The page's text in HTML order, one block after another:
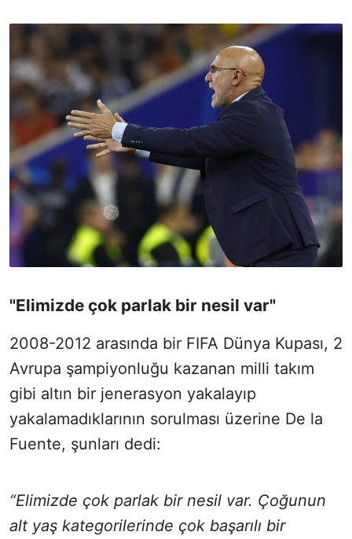
"Elimizde çok parlak bir nesil var"
2008-2012 arasında bir FIFA Dünya Kupası, 2
Avrupa şampiyonluğu kazanan milli takım
gibi altın bir jenerasyon yakalayıp
yakalamadıklarının sorulması üzerine De la
Fuente, şunları dedi:
“Elimizde çok parlak bir nesil var. Çoğunun
alt yaş kategorilerinde çok başarılı bir